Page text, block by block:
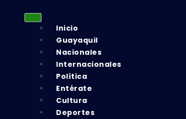
Inicio
Guayaquil
Nacionales
Internacionales
Política
Entérate
Cultura
Deportes